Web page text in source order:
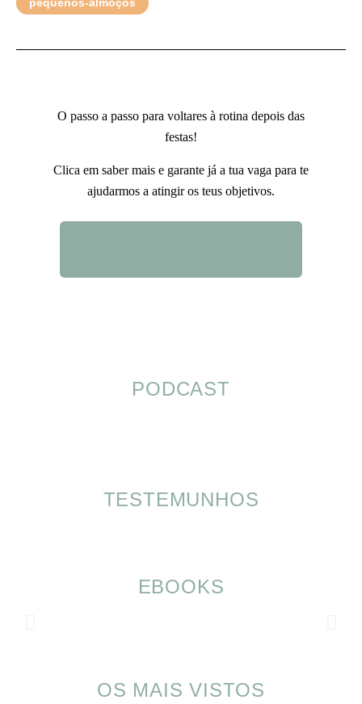
O passo a passo para voltares à rotina depois das
festas!
Clica em saber mais e garante já a tua vaga para te
ajudarmos a atingir os teus objetivos.
PODCAST
TESTEMUNHOS
EBOOKS
OS MAIS VISTOS